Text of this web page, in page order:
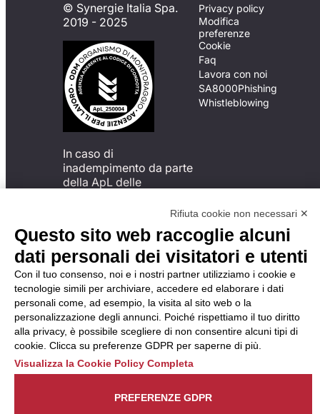
© Synergie Italia Spa.
2019 - 2025
In caso di
inadempimento da parte
della ApL delle
del Codice di Condotta, è
possibile presentare un
reclamo
all’Organismo di
Monitoraggio utilizzando
una delle modalità
descritte al seguente
indirizzo web
https://odm-
agenzielavoro.it/reclami/ .
Privacy policy
Modifica
preferenze
Cookie
Faq
Lavora con noi
SA8000Phishing
Whistleblowing
Rifiuta cookie non necessari ✕
Questo sito web raccoglie alcuni
dati personali dei visitatori e utenti
Con il tuo consenso, noi e i nostri partner utilizziamo i cookie e
tecnologie simili per archiviare, accedere ed elaborare i dati
personali come, ad esempio, la visita al sito web o la
personalizzazione degli annunci. Poiché rispettiamo il tuo diritto
alla privacy, è possibile scegliere di non consentire alcuni tipi di
cookie. Clicca su preferenze GDPR per saperne di più.
Visualizza la Cookie Policy Completa
PREFERENZE GDPR